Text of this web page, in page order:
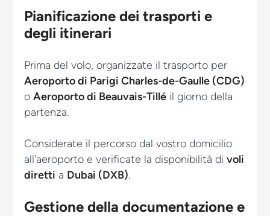
Pianificazione dei trasporti e
degli itinerari
Prima del volo, organizzate il trasporto per
Aeroporto di Parigi Charles-de-Gaulle (CDG)
oAeroporto di Beauvais-Tillé il giorno della
partenza.
Considerate il percorso dal vostro domicilio
all'aeroporto e verificate la disponibilità divoli
diretti a Dubai (DXB).
Gestione della documentazione e